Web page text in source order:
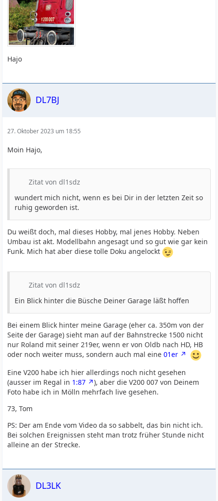
Hajo
DL7BJ
27. Oktober 2023 um 18:55
Moin Hajo,
Zitat von dl1sdz
wundert mich nicht, wenn es bei Dir in der letzten Zeit so
ruhig geworden ist.
Du weißt doch, mal dieses Hobby, mal jenes Hobby. Neben
Umbau ist akt. Modellbahn angesagt und so gut wie gar kein
Funk. Mich hat aber diese tolle Doku angelockt
Zitat von dl1sdz
Ein Blick hinter die Büsche Deiner Garage läßt hoffen
Bei einem Blick hinter meine Garage (eher ca. 350m von der
Seite der Garage) sieht man auf der Bahnstrecke 1500 nicht
nur Roland mit seiner 219er, wenn er von Oldb nach HD, HB
oder noch weiter muss, sondern auch mal eine01er
Eine V200 habe ich hier allerdings noch nicht gesehen
(ausser im Regal in 1:87
), aber die V200 007 von Deinem
Foto habe ich in Mölln mehrfach live gesehen.
73, Tom
PS: Der am Ende vom Video da so sabbelt, das bin nicht ich.
Bei solchen Ereignissen steht man trotz früher Stunde nicht
alleine an der Strecke.
DL3LK